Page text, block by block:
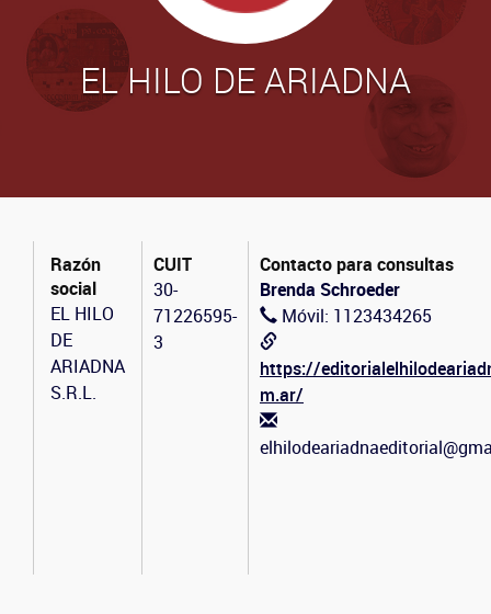
EL HILO DE ARIADNA
Razón
social
EL HILO
DE
ARIADNA
S.R.L.
CUIT
30-
71226595-
3
Contacto para consultas
Brenda Schroeder
Móvil: 1123434265
https://
m.ar/